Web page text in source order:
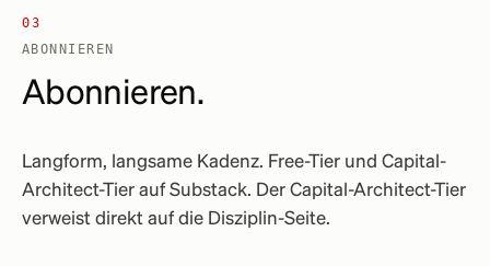
03
ABONNIEREN
Abonnieren.
Langform, langsame Kadenz. Free-Tier und Capital-
Architect-Tier auf Substack. Der Capital-Architect-Tier
verweist direkt auf die Disziplin-Seite.